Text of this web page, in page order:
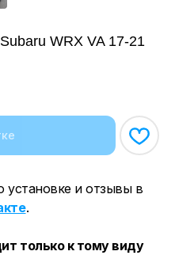
WRX VA 17-21
установке и отзывы в
.
только к тому виду